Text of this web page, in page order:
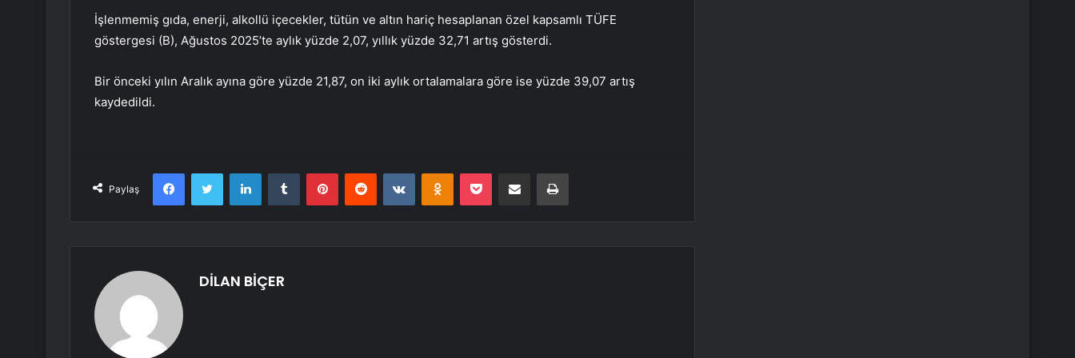
İşlenmemiş gıda, enerji, alkollü içecekler, tütün ve altın hariç hesaplanan özel kapsamlı TÜFE
göstergesi (B), Ağustos 2025’te aylık yüzde 2,07, yıllık yüzde 32,71 artış gösterdi.
Bir önceki yılın Aralık ayına göre yüzde 21,87, on iki aylık ortalamalara göre ise yüzde 39,07 artış
kaydedildi.
Paylaş
FacebookTwitter LinkedInTumblr PinterestReddit VKontakteOdnoklassniki
Pocket E-Posta ile paylaş Yazdır
DİLAN BİÇER